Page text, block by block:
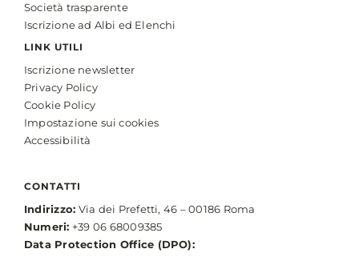
Società trasparente
Iscrizione ad Albi ed Elenchi
LINK UTILI
Iscrizione newsletter
Privacy Policy
Cookie Policy
Impostazione sui cookies
Accessibilità
CONTATTI
Indirizzo: Via dei Prefetti, 46 – 00186 Roma
Numeri: +39 06 68009385
Data Protection Office (DPO):